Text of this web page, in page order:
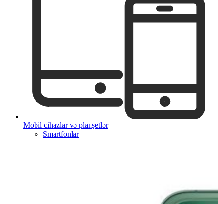
Mobil cihazlar və planşetlər
Smartfonlar